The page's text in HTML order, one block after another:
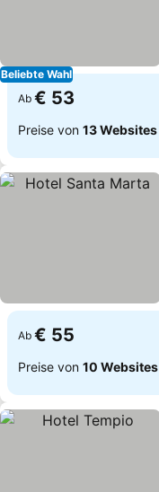
Beliebte Wahl
Ab € 53
Preise von 13 Websites
Ab € 55
Preise von 10 Websites